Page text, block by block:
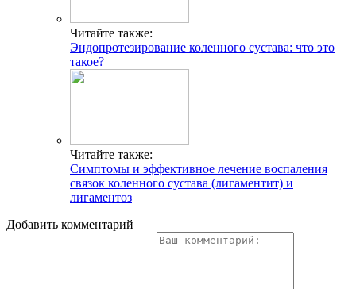
Читайте также:
Эндопротезирование коленного сустава: что это
такое?
Читайте также:
Симптомы и эффективное лечение воспаления
связок коленного сустава (лигаментит) и
лигаментоз
Добавить комментарий